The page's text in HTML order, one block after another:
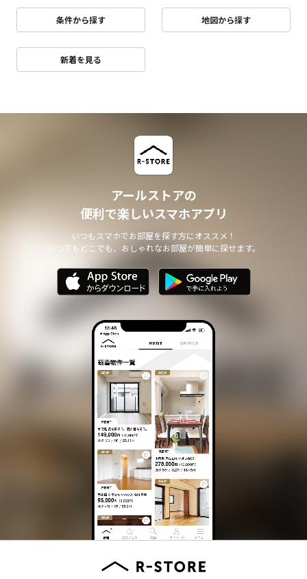
条件から探す 地図から探す
新着を見る
アールストアの
便利で楽しいスマホアプリ
いつもスマホでお部屋を探す方にオススメ！
いつでもどこでも、おしゃれなお部屋が簡単に探せます。